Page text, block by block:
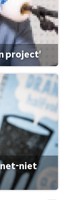
project'
net-niet